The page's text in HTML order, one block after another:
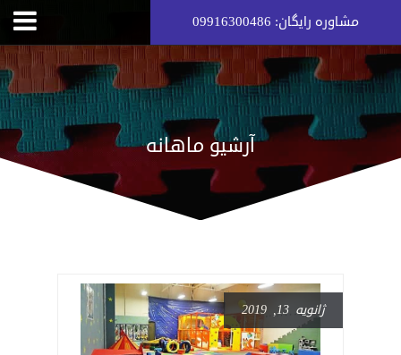
مشاوره رایگان: 09916300486
آرشیو ماهانه
ژانویه 13, 2019